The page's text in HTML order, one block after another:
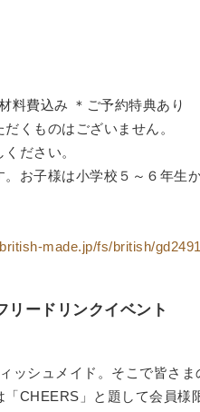
料費込み ＊ご予約特典あり
くものはございません。
ださい。
。お子様は小学校５～６年生
made.jp/fs/british/gd2491
リードリンクイベント
ッシュメイド。そこで皆さま
CHEERS」と題して会員様